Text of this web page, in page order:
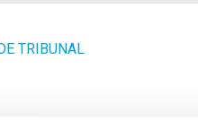
TRIBUNAL